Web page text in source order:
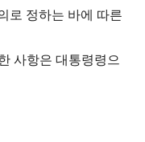
로 정하는 바에 따른
사항은 대통령령으